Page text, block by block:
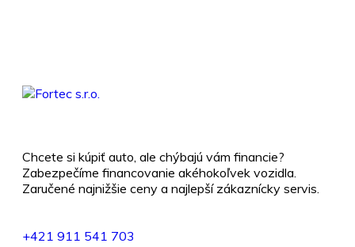
Chcete si kúpiť auto, ale chýbajú vám financie?
Zabezpečíme financovanie akéhokoľvek vozidla.
Zaručené najnižšie ceny a najlepší zákaznícky servis.
+421 911 541 703